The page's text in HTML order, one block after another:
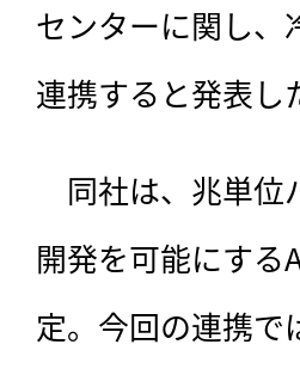
センターに関し、
連携すると発表し
同社は、 兆単位
開発を可能にする
定。今回の連携で